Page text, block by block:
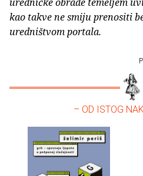
kao takve ne smiju prenositi
uredništvom portala.
– OD ISTOG